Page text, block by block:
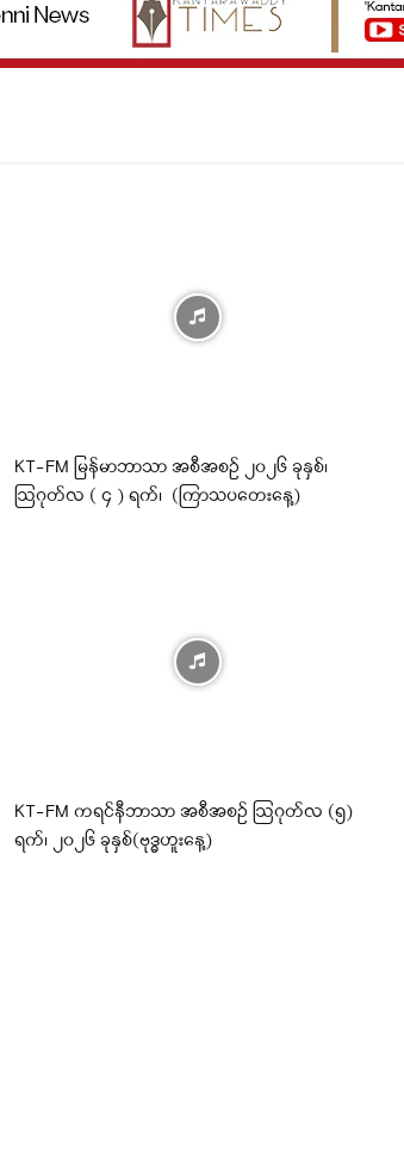
KT-FM မြန်မာဘာသာ အစီအစဉ် ၂၀၂၆ ခုနှစ်၊
ဩဂုတ်လ ( ၄ ) ရက်၊ (ကြာသပတေးနေ့)
KT-FM ကရင်နီဘာသာ အစီအစဉ် ဩဂုတ်လ (၅)
ရက်၊ ၂၀၂၆ ခုနှစ်(ဗုဒ္ဓဟူးနေ့)